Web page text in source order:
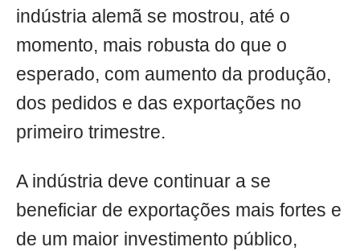
indústria alemã se mostrou, até o
momento, mais robusta do que o
esperado, com aumento da produção,
dos pedidos e das exportações no
primeiro trimestre.
A indústria deve continuar a se
beneficiar de exportações mais fortes e
de um maior investimento público,